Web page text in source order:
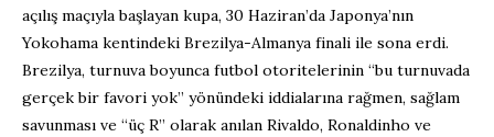
açılış maçıyla başlayan kupa, 30 Haziran’da Japonya’nın
Yokohama kentindeki Brezilya-Almanya finali ile sona erdi.
Brezilya, turnuva boyunca futbol otoritelerinin “bu turnuvada
gerçek bir favori yok” yönündeki iddialarına rağmen, sağlam
savunması ve “üç R” olarak anılan Rivaldo, Ronaldinho ve